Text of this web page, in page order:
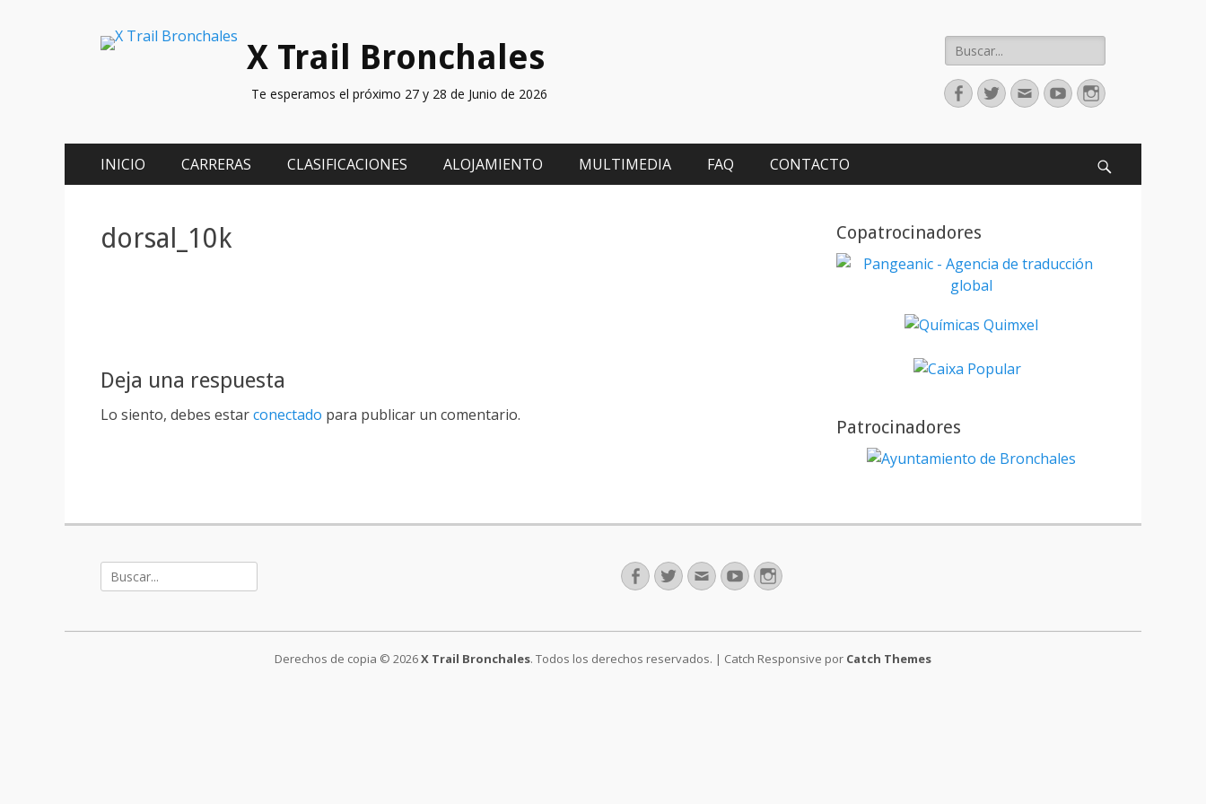
X Trail Bronchales
Te esperamos el próximo 27 y 28 de Junio de 2026
Buscar:
Facebook
TwitterCorreo
electrónico
YoutubeInstagram
Menú
principal
INICIO CARRERAS CLASIFICACIONES ALOJAMIENTO MULTIMEDIA FAQ CONTACTO
dorsal_10k
Deja una respuesta
Lo siento, debes estarconectado para publicar un comentario.
Copatrocinadores
Patrocinadores
Buscar: Facebook
TwitterCorreo
electrónico
YoutubeInstagram
Derechos de copia © 2026X Trail Bronchales. Todos los derechos reservados. | Catch Responsive por Catch Themes